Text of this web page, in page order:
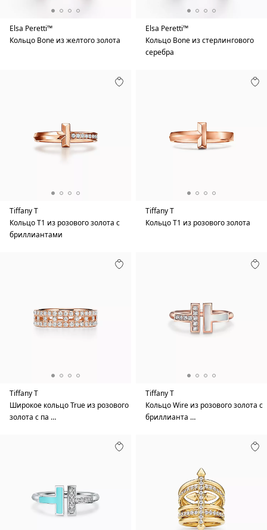
Elsa Peretti™
Кольцо Bone из желтого золота
Elsa Peretti™
Кольцо Bone из стерлингового
серебра
Tiffany T
Кольцо T1 из розового золота с
бриллиантами
Tiffany T
Кольцо T1 из розового золота
Tiffany T
Широкое кольцо True из розового
золота с па …
Tiffany T
Кольцо Wire из розового золота с
бриллианта …